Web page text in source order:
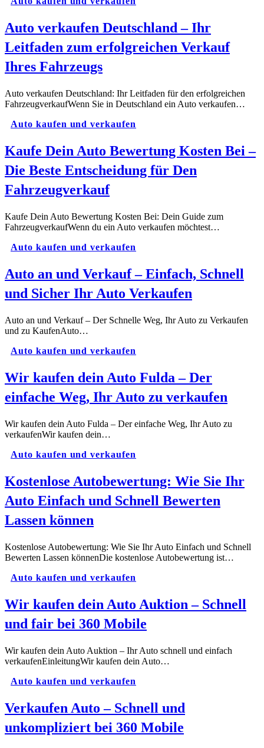
Auto verkaufen Deutschland – Ihr
Leitfaden zum erfolgreichen Verkauf
Ihres Fahrzeugs
Auto verkaufen Deutschland: Ihr Leitfaden für den erfolgreichen
FahrzeugverkaufWenn Sie in Deutschland ein Auto verkaufen…
Auto kaufen und verkaufen
Kaufe Dein Auto Bewertung Kosten Bei –
Die Beste Entscheidung für Den
Fahrzeugverkauf
Kaufe Dein Auto Bewertung Kosten Bei: Dein Guide zum
FahrzeugverkaufWenn du ein Auto verkaufen möchtest…
Auto kaufen und verkaufen
Auto an und Verkauf – Einfach, Schnell
und Sicher Ihr Auto Verkaufen
Auto an und Verkauf – Der Schnelle Weg, Ihr Auto zu Verkaufen
und zu KaufenAuto…
Auto kaufen und verkaufen
Wir kaufen dein Auto Fulda – Der
einfache Weg, Ihr Auto zu verkaufen
Wir kaufen dein Auto Fulda – Der einfache Weg, Ihr Auto zu
verkaufenWir kaufen dein…
Auto kaufen und verkaufen
Kostenlose Autobewertung: Wie Sie Ihr
Auto Einfach und Schnell Bewerten
Lassen können
Kostenlose Autobewertung: Wie Sie Ihr Auto Einfach und Schnell
Bewerten Lassen könnenDie kostenlose Autobewertung ist…
Auto kaufen und verkaufen
Wir kaufen dein Auto Auktion – Schnell
und fair bei 360 Mobile
Wir kaufen dein Auto Auktion – Ihr Auto schnell und einfach
verkaufenEinleitungWir kaufen dein Auto…
Auto kaufen und verkaufen
Verkaufen Auto – Schnell und
unkompliziert bei 360 Mobile